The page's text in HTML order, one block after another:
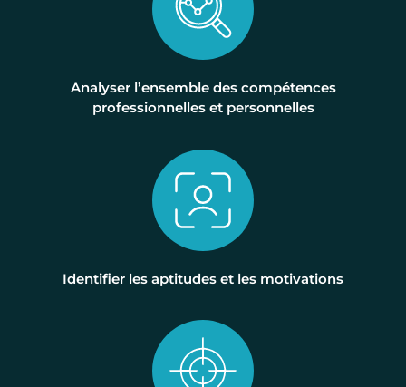
Analyser l’ensemble des compétences
professionnelles et personnelles
Identifier les aptitudes et les motivations